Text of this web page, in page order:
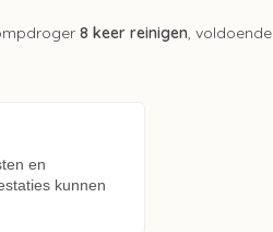
8 keer reinigen, voldoende
en
kunnen